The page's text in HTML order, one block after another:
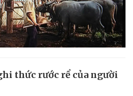
thức rước rể của người